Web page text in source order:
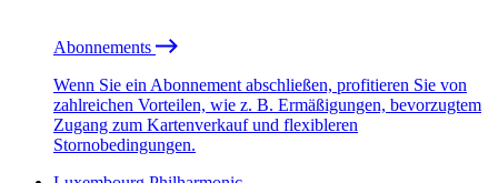
Abonnements
Wenn Sie ein Abonnement abschließen, profitieren Sie von
zahlreichen Vorteilen, wie z. B. Ermäßigungen, bevorzugtem
Zugang zum Kartenverkauf und flexibleren
Stornobedingungen.